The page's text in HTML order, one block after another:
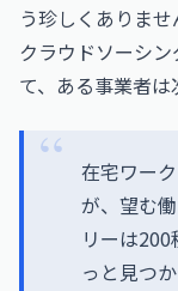
う珍しくありませ
クラウドソーシ
て、ある事業者は
在宅ワー
が、望む
リーは
っと見つか